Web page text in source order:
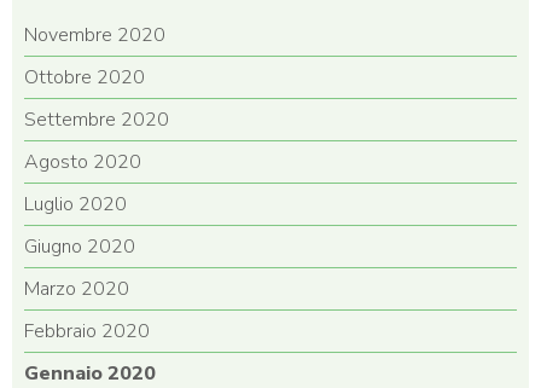
Novembre 2020
Ottobre 2020
Settembre 2020
Agosto 2020
Luglio 2020
Giugno 2020
Marzo 2020
Febbraio 2020
Gennaio 2020